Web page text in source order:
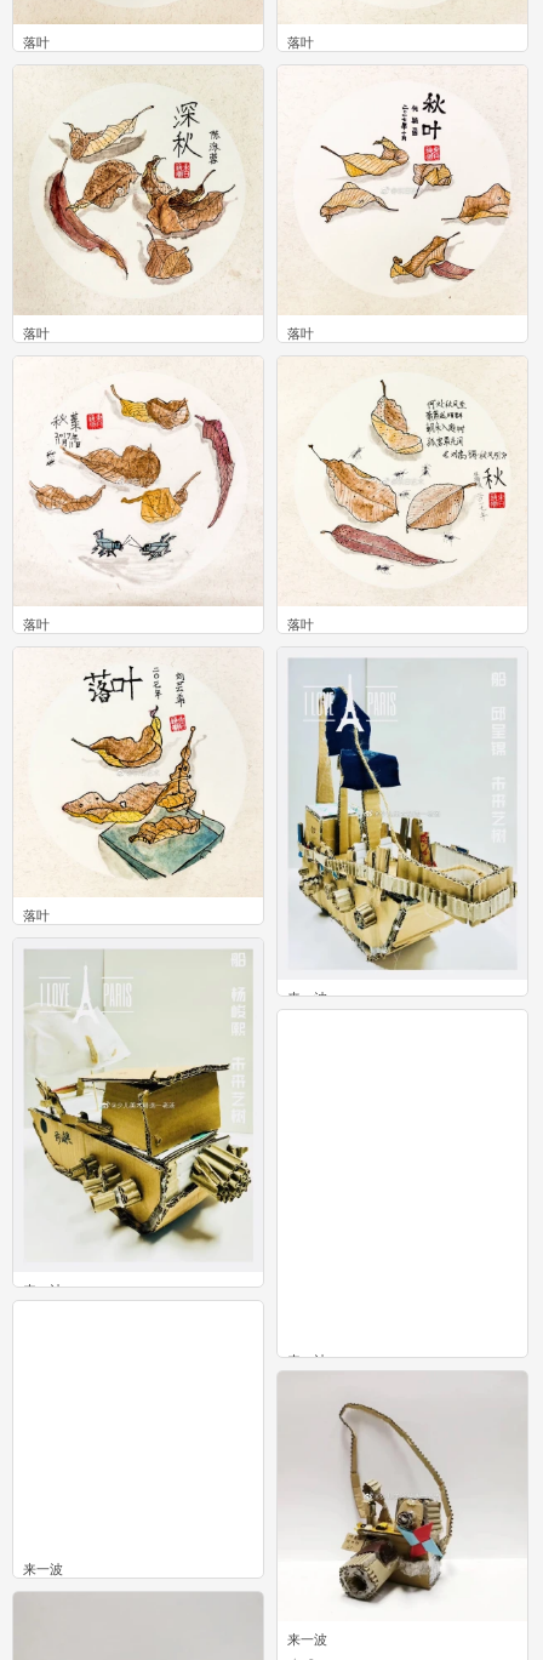
落叶
0
落叶
0
落叶
1
落叶
1
落叶
1
来一波
来一波
落叶
1
落叶
1
来一波
来一波
来一波
0